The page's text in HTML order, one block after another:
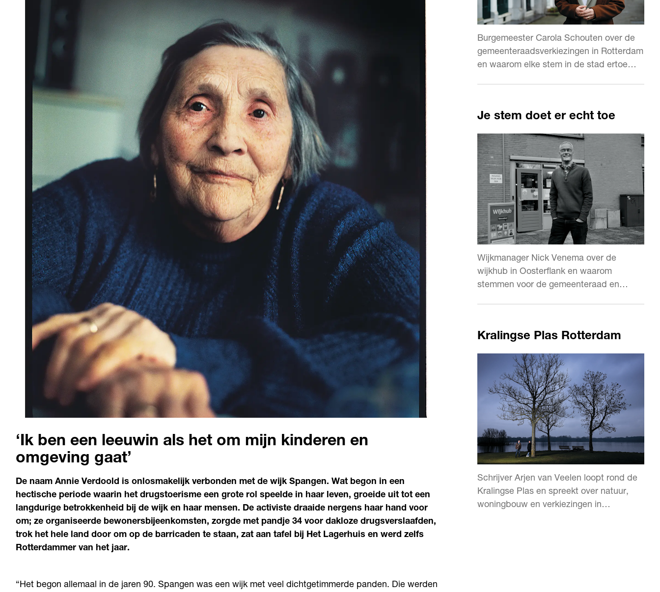
‘Ik ben een leeuwin als het om mijn kinderen en
omgeving gaat’
De naam Annie Verdoold is onlosmakelijk verbonden met de wijk Spangen. Wat begon in een
hectische periode waarin het drugstoerisme een grote rol speelde in haar leven, groeide uit tot een
langdurige betrokkenheid bij de wijk en haar mensen. De activiste draaide nergens haar hand voor
om; ze organiseerde bewonersbijeenkomsten, zorgde met pandje 34 voor dakloze drugsverslaafden,
trok het hele land door om op de barricaden te staan, zat aan tafel bij Het Lagerhuis en werd zelfs
Rotterdammer van het jaar.
“Het begon allemaal in de jaren 90. Spangen was een wijk met veel dichtgetimmerde panden. Die werden
Burgemeester Carola Schouten over de
gemeenteraadsverkiezingen in Rotterdam
en waarom elke stem in de stad ertoe
Je stem doet er echt toe
Wijkmanager Nick Venema over de
wijkhub in Oosterflank en waarom
stemmen voor de gemeenteraad en
Kralingse Plas Rotterdam
Schrijver Arjen van Veelen loopt rond de
Kralingse Plas en spreekt over natuur,
woningbouw en verkiezingen in